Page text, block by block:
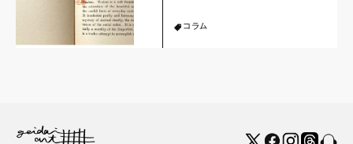
コラム